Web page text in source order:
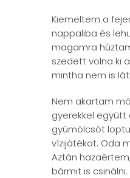
Kiemeltem a
nappaliba és
magamra
szedett volna ki
mintha nem is
Nem akartam
gyerekkel együtt
gyümölcsöt
vízijátékot. Oda
Aztán
bármit is csinálni.